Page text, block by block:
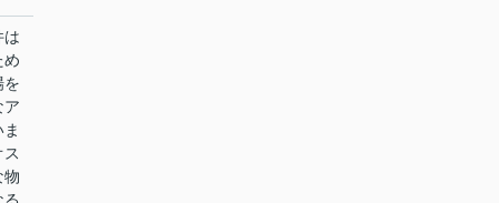
は
め
を
ア
物